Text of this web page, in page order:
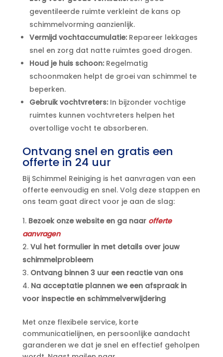
geventileerde ruimte verkleint de kans op
schimmelvorming aanzienlijk.​
Vermijd vochtaccumulatie:Repareer lekkages
snel en zorg dat natte ruimtes goed drogen.​
Houd je huis schoon:Regelmatig
schoonmaken helpt de groei van schimmel te
beperken.​
Gebruik vochtvreters:In bijzonder vochtige
ruimtes kunnen vochtvreters helpen het
overtollige vocht te absorberen.​
Ontvang snel en gratis een
offerte in 24 uur
Bij Schimmel Reiniging is het aanvragen van een
offerte eenvoudig en snel.​ Volg deze stappen en
ons team gaat direct voor je aan de slag:
Bezoek onze website en ga naar offerte
aanvragen
Vul het formulier in met details over jouw
schimmelprobleem
Ontvang binnen 3 uur een reactie van ons
Na acceptatie plannen we een afspraak in
voor inspectie en schimmelverwijdering
Met onze flexibele service, korte
communicatielijnen, en persoonlijke aandacht
garanderen we dat je snel en effectief geholpen